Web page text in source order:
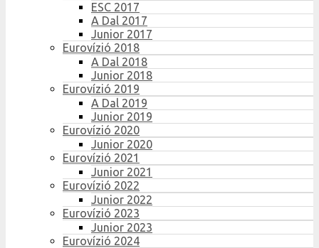
ESC 2017
A Dal 2017
Junior 2017
Eurovízió 2018
A Dal 2018
Junior 2018
Eurovízió 2019
A Dal 2019
Junior 2019
Eurovízió 2020
Junior 2020
Eurovízió 2021
Junior 2021
Eurovízió 2022
Junior 2022
Eurovízió 2023
Junior 2023
Eurovízió 2024